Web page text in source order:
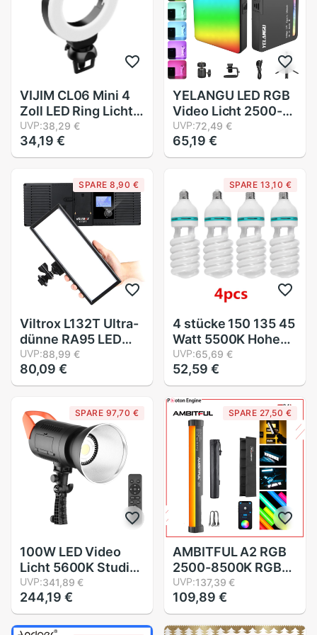
VIJIM CL06 Mini 4
Zoll LED Ring Licht
Clip-auf Laptop
Video Konferenz
Beleuchtung 3
3200K-6500K
Dimmbare USB
angetrieben
UVP:38,29 €
34,19 €
YELANGU LED RGB
Video Licht 2500-
9000K Temperatur
Tragbare
Photogaphy Selfie
Studio DSLR
Kamera
Smartphone
3100mAh
UVP:72,49 €
65,19 €
SPARE 8,90 €
Viltrox L132T Ultra-
dünne RA95 LED
Video Füllen Licht
Tafel 3300-5600
karat Bi-farbe
Dimmbare LCD
Anzeige für DSLR
Kamera DV
Camcorder
UVP:88,99 €
80,09 €
SPARE 13,10 €
4 stücke 150 135 45
Watt 5500K Hohe
Helle Fotografie
Tageslicht
Leuchtstofflampen
Lampen E27 Basis
Für Softbox
Fotografische foto
UVP:65,69 €
52,59 €
SPARE 97,70 €
100W LED Video
Licht 5600K Studio
Lichter Dimmbare
Bowens Berg
Kontinuierliche
Licht Reflektor
UVP:341,89 €
244,19 €
SPARE 27,50 €
AMBITFUL A2 RGB
2500-8500K RGB
LED Video Stock
Rohr Licht +
Bienenwabe Netz
Gebaut-in APP
UVP:137,39 €
109,89 €